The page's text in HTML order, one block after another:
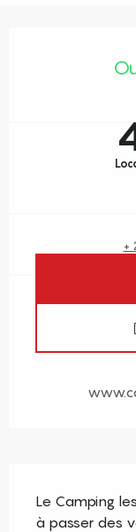
+
Le Camping
à passer des